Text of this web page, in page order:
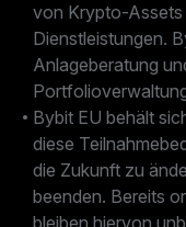
von Krypto-Assets
Dienstleistungen.
Anlageberatung
Bybit EU behält
diese
die Zukunft zu
beenden. Bereits
bleiben hiervon